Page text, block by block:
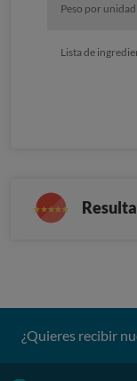
Peso por
Lista de
¿Quieres recibir